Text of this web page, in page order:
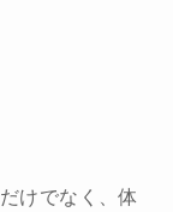
けでなく、体